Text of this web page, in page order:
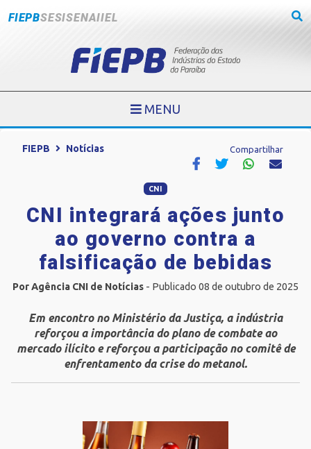
FIEPBSESISENAIIEL
MENU
FIEPB Notícias Compartilhar
CNI
CNI integrará ações junto
ao governo contra a
falsificação de bebidas
Por Agência CNI de Notícias - Publicado 08 de outubro de 2025
Em encontro no Ministério da Justiça, a indústria
reforçou a importância do plano de combate ao
mercado ilícito e reforçou a participação no comitê de
enfrentamento da crise do metanol.